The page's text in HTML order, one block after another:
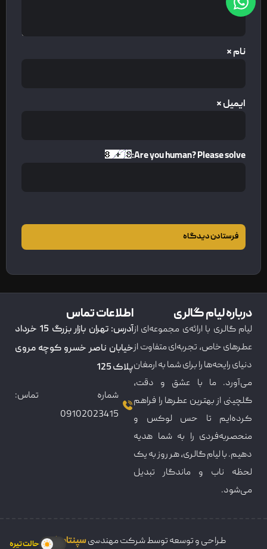
حالت تیره
نام*
ایمیل*
Are you human? Please solve:
درباره لیام گالری
لیام گالری با ارائه‌ی مجموعه‌ای از
عطرهای خاص، تجربه‌ای متفاوت از
دنیای رایحه‌ها را برای شما به ارمغان
می‌آورد. ما با عشق و دقت،
گلچینی از بهترین عطرها را فراهم
کرده‌ایم تا حس لوکس و
منحصربه‌فردی را به شما هدیه
دهیم. با لیام گالری، هر روز به یک
لحظه ناب و ماندگار تبدیل
می‌شود.
اطلاعات تماس
آدرس: تهران بازار بزرگ 15 خرداد
خیابان ناصر خسرو کوچه مروی
پلاک 125
شماره تماس:
09102023415
طراحی و توسعه توسط شرکت مهندسیسپنتامکس